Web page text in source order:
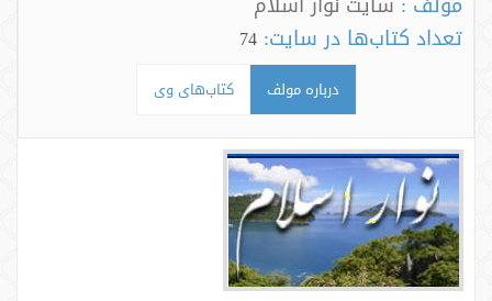
تعداد کتاب‌ها در سایت: 74
درباره مولف کتاب‌های وی